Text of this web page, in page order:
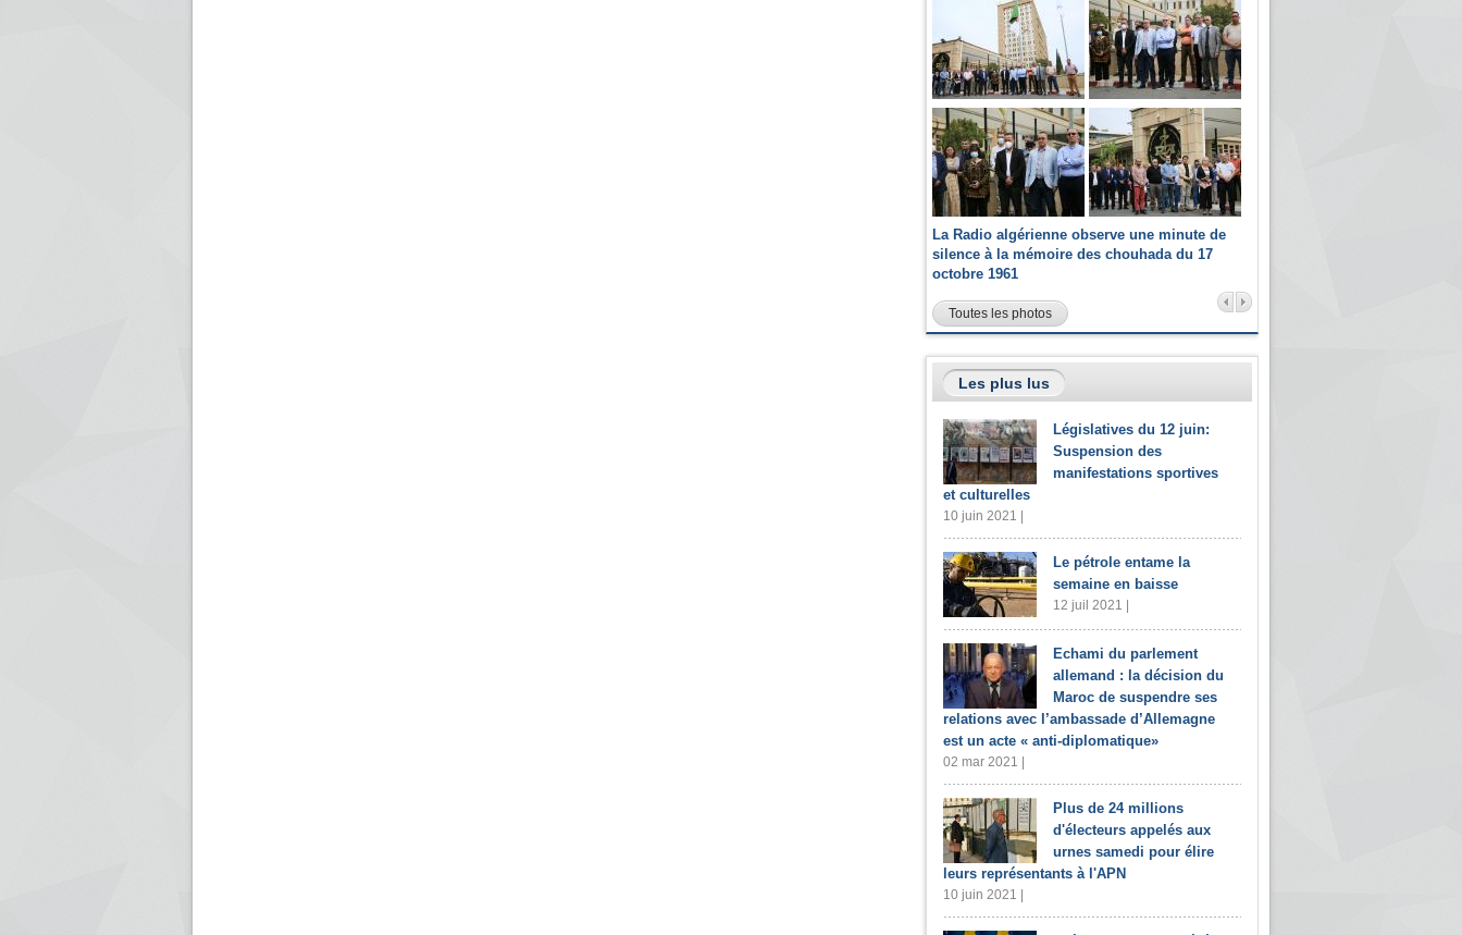
La Radio algérienne observe une minute de
silence à la mémoire des chouhada du 17
octobre 1961
Toutes les photos
Les plus lus
Législatives du 12 juin:
Suspension des
manifestations sportives
et culturelles
10 juin 2021 |
Le pétrole entame la
semaine en baisse
12 juil 2021 |
Echami du parlement
allemand : la décision du
Maroc de suspendre ses
relations avec l’ambassade d’Allemagne
est un acte « anti-diplomatique»
02 mar 2021 |
Plus de 24 millions
d'électeurs appelés aux
urnes samedi pour élire
leurs représentants à l'APN
10 juin 2021 |